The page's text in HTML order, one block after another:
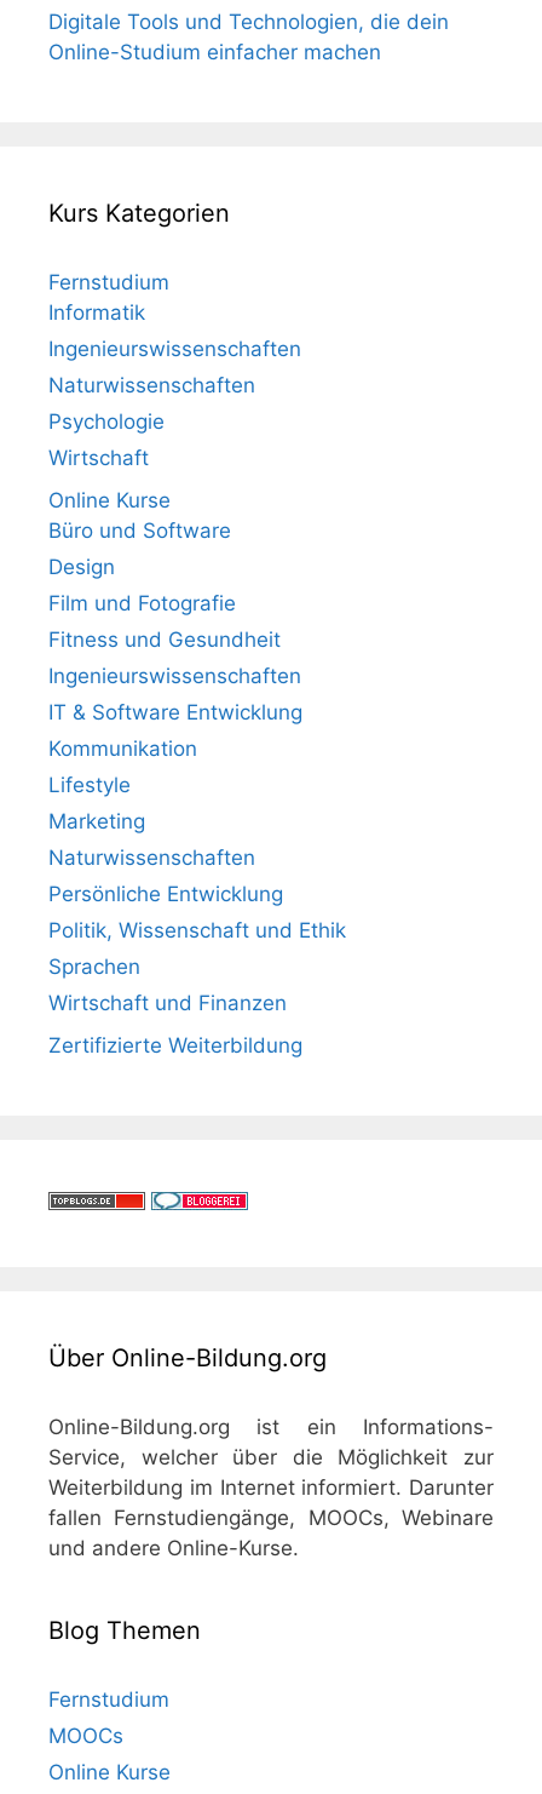
Digitale Tools und Technologien, die dein
Online-Studium einfacher machen
Kurs Kategorien
Fernstudium
Informatik
Ingenieurswissenschaften
Naturwissenschaften
Psychologie
Wirtschaft
Online Kurse
Büro und Software
Design
Film und Fotografie
Fitness und Gesundheit
Ingenieurswissenschaften
IT & Software Entwicklung
Kommunikation
Lifestyle
Marketing
Naturwissenschaften
Persönliche Entwicklung
Politik, Wissenschaft und Ethik
Sprachen
Wirtschaft und Finanzen
Zertifizierte Weiterbildung
Über Online-Bildung.org
Online-Bildung.org ist ein Informations-
Service, welcher über die Möglichkeit zur
Weiterbildung im Internet informiert. Darunter
fallen Fernstudiengänge, MOOCs, Webinare
und andere Online-Kurse.
Blog Themen
Fernstudium
MOOCs
Online Kurse